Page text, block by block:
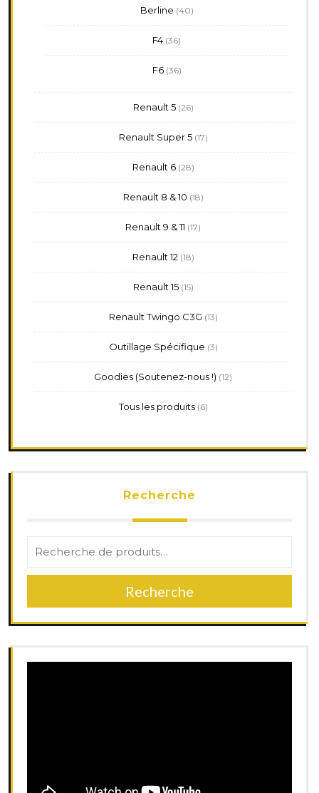
Berline 4040
F4 3636
F6 3636
Renault 5 2626
Renault Super 5 1717
Renault 6 2828
Renault 8 & 10 1818
Renault 9 & 11 1717
Renault 12 1818
Renault 15 1515
Renault Twingo C3G 1313
Outillage Spécifique 33
Goodies (Soutenez-nous !) 1212
Tous les produits 66
Recherche
Recherche